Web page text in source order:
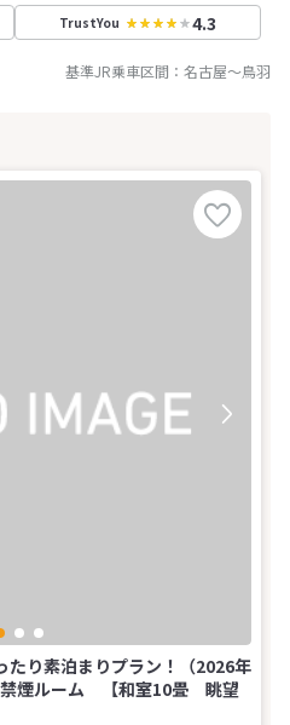
TrustYou 4.3
基準JR乗車区間： 名古屋～鳥羽
たり素泊まりプラン！（2026年
禁煙ルーム 【和室10畳 眺望